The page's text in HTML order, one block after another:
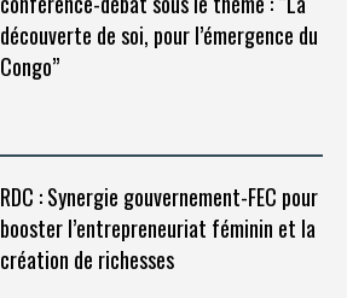
découverte de soi, pour l’émergence du
Congo”
RDC : Synergie gouvernement-FEC pour
booster l’entrepreneuriat féminin et la
création de richesses